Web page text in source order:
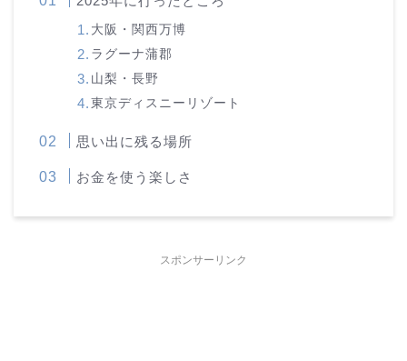
大阪・関西万博
ラグーナ蒲郡
山梨・長野
東京ディスニーリゾート
思い出に残る場所
お金を使う楽しさ
スポンサーリンク